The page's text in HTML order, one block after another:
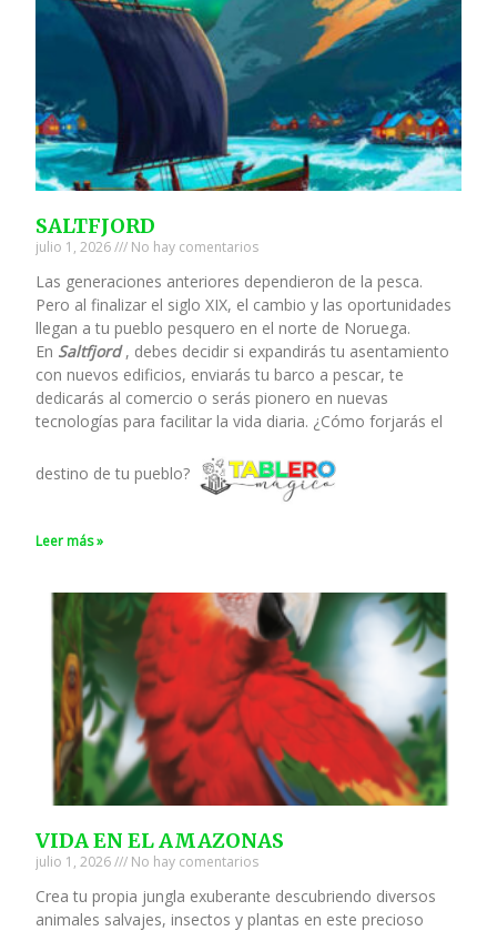
SALTFJORD
julio 1, 2026 No hay comentarios
Las generaciones anteriores dependieron de la pesca.
Pero al finalizar el siglo XIX, el cambio y las oportunidades
llegan a tu pueblo pesquero en el norte de Noruega.
En Saltfjord, debes decidir si expandirás tu asentamiento
con nuevos edificios, enviarás tu barco a pescar, te
dedicarás al comercio o serás pionero en nuevas
tecnologías para facilitar la vida diaria. ¿Cómo forjarás el
destino de tu pueblo?
Leer más »
VIDA EN EL AMAZONAS
julio 1, 2026 No hay comentarios
Crea tu propia jungla exuberante descubriendo diversos
animales salvajes, insectos y plantas en este precioso